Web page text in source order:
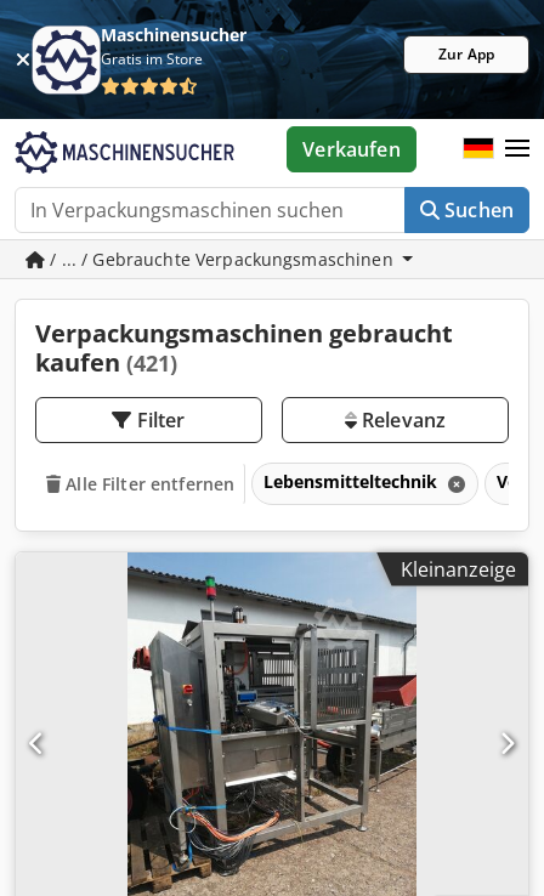
Maschinensucher
Gratis im Store Zur App
Suchen
Verkaufen
/ ... / Gebrauchte Verpackungsmaschinen
Verpackungsmaschinen gebraucht
kaufen (421)
Filter Relevanz
Alle Filter entfernen Lebensmitteltechnik
Kleinanzeige